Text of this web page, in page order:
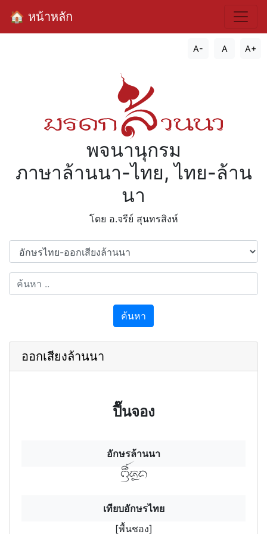
🏠 หน้าหลัก
A- A A+
พจนานุกรม
ภาษาล้านนา-ไทย, ไทย-ล้าน
นา
โดย อ.จรีย์​ สุนทรสิงห์
ค้นหา
ออกเสียงล้านนา
ปื๊นจอง
อักษรล้านนา
พื้นฯชอฯง
เทียบอักษรไทย
[พื้นชอง]